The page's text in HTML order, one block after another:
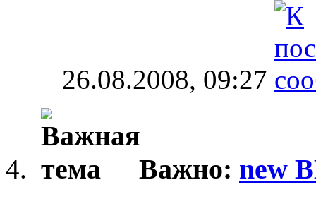
26.08.2008, 09:27
Важно: new